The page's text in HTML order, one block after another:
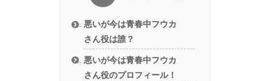
悪いが今は青春中フウカ
さん役は誰？
悪いが今は青春中フウカ
さん役のプロフィール！